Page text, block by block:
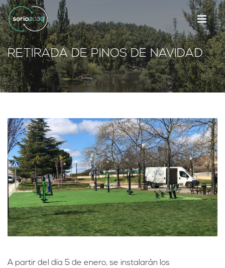
RETIRADA DE PINOS DE NAVIDAD
A partir del día 5 de enero, se instalarán los